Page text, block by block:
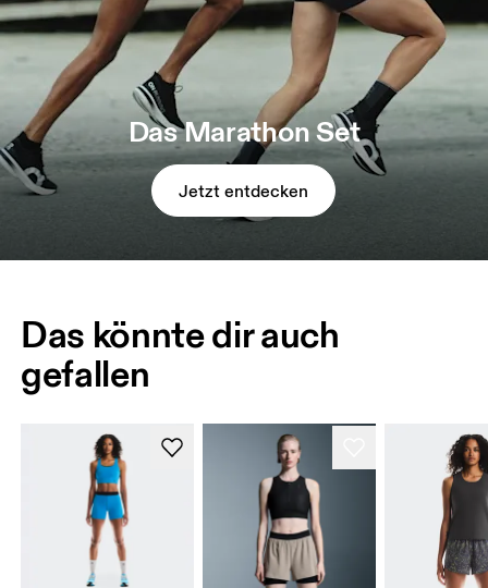
Das Marathon Set
Jetzt entdecken
Das könnte dir auch
gefallen